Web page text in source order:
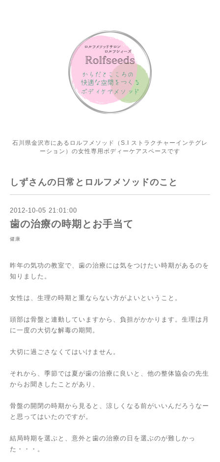
石川県金沢市にあるロルフメソッド（S.I ストラクチャーインテグレ
ーション）の女性専用ボディーケアスペースです
しずさんの日常とロルフメソッドのこと
2012-10-05 21:01:00
歯の治療の時期とお手当て
健康
昨年の気功の教室で、歯の治療には気をつけたい時期があるのを
知りました。
女性は、生理の時期と重ならない方がよいということ。
頭部は骨盤と連動していますから、負担がかかります。生理は月
に一度の大切な解毒の期間。
大切に過ごさなくてはいけません。
それから、季節では夏が歯の治療に良いと、他の整体協会の先生
からお聞きしたことがあり、
骨盤の開閉の時期から見ると、涼しくなる前がいいんだろうなー
と思ってはいたのですが。
結局時期を選ぶと、意外と歯の治療の日を選ぶのが難しかっ
た・・・。